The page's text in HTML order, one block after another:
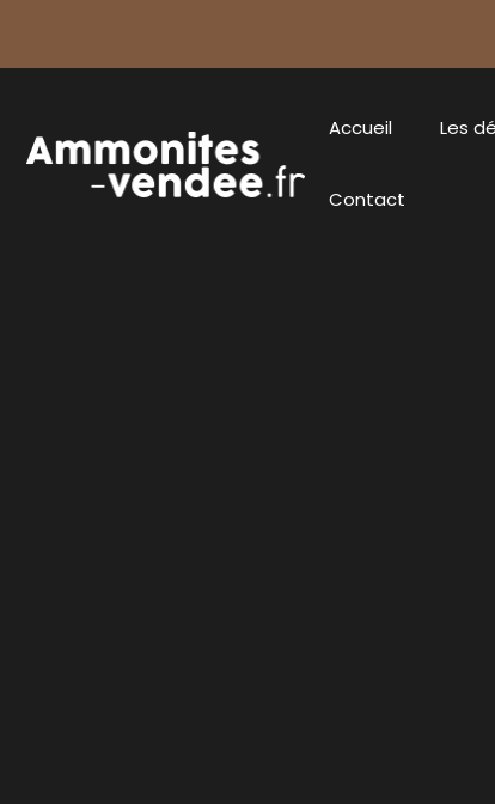
Accueil Les
Contact